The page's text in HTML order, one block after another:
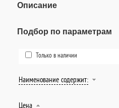
Описание
Подбор по параметрам
Только в наличии
Наименование содержит:
Цена